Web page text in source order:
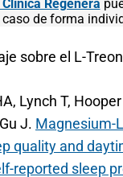
Regenera
de forma
sobre el L-
Lynch T,
J. Magnesium-
quality and
reported sleep